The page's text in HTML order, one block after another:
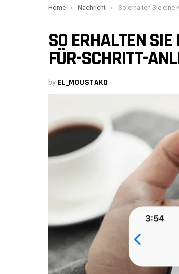
You are here:
Home Nachricht So erhalten Sie eine Kurzwahl:
SO ERHALTEN
FÜR-SCHRITT-
by EL_MOUSTAKO